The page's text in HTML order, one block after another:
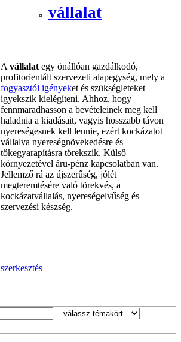
vállalat
A vállalat egy önállóan gazdálkodó,
profitorientált szervezeti alapegység, mely a
fogyasztói igényeket és szükségleteket
igyekszik kielégíteni. Ahhoz, hogy
fennmaradhasson a bevételeinek meg kell
haladnia a kiadásait, vagyis hosszabb távon
nyereségesnek kell lennie, ezért kockázatot
vállalva nyereségnövekedésre és
tőkegyarapításra törekszik. Külső
környezetével áru-pénz kapcsolatban van.
Jellemző rá az újszerűség, jólét
megteremtésére való törekvés, a
kockázatvállalás, nyereségelvűség és
szervezési készség.
szerkesztés